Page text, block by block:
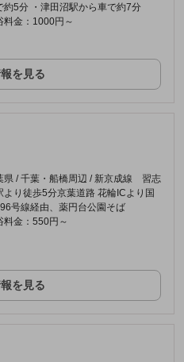
約5分 ・津田沼駅から車で約7分
料金：1000円～
を見る
県 / 千葉・船橋周辺 / 新京成線 習志
より徒歩5分京葉道路 花輪ICより国
号線経由、薬円台公園そば
料金：550円～
を見る